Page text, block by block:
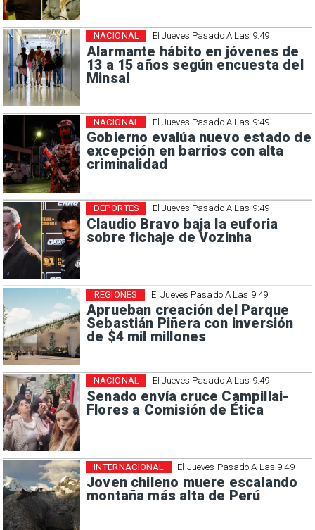
El Jueves Pasado A Las 9:49
Alarmante hábito en jóvenes de
13 a 15 años según encuesta del
Minsal
NACIONAL
El Jueves Pasado A Las 9:49
Gobierno evalúa nuevo estado de
excepción en barrios con alta
criminalidad
NACIONAL
El Jueves Pasado A Las 9:49
Claudio Bravo baja la euforia
sobre fichaje de Vozinha
DEPORTES
El Jueves Pasado A Las 9:49
Aprueban creación del Parque
Sebastián Piñera con inversión
de $4 mil millones
REGIONES
El Jueves Pasado A Las 9:49
Senado envía cruce Campillai-
Flores a Comisión de Ética
NACIONAL
El Jueves Pasado A Las 9:49
Joven chileno muere escalando
montaña más alta de Perú
INTERNACIONAL